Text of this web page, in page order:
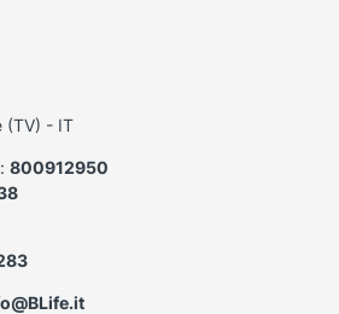
(TV) - IT
800912950